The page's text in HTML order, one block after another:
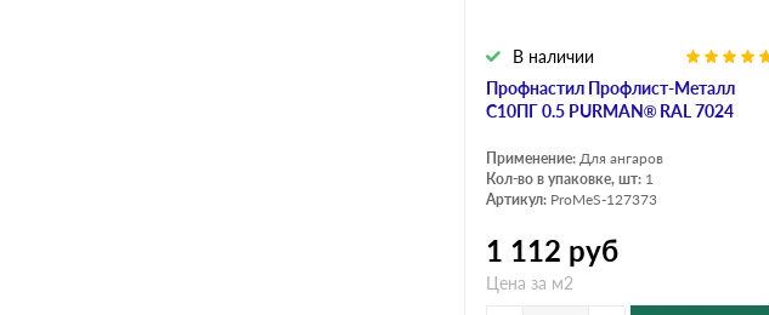
Профнастил Профлист-Металл
C10ПГ 0.5 PURMAN® RAL 7024
В наличии
Применение: Для ангаров
Кол-во в упаковке, шт: 1
Артикул: ProMeS-127373
1 112 руб
Цена за м2